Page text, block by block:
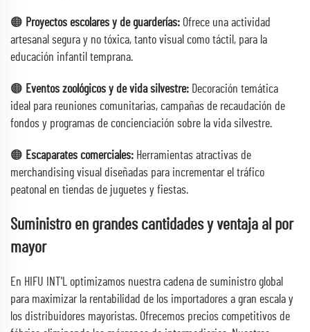
🟠 Proyectos escolares y de guarderías: Ofrece una actividad
artesanal segura y no tóxica, tanto visual como táctil, para la
educación infantil temprana.
🟠 Eventos zoológicos y de vida silvestre: Decoración temática
ideal para reuniones comunitarias, campañas de recaudación de
fondos y programas de concienciación sobre la vida silvestre.
🟠 Escaparates comerciales: Herramientas atractivas de
merchandising visual diseñadas para incrementar el tráfico
peatonal en tiendas de juguetes y fiestas.
Suministro en grandes cantidades y ventaja al por
mayor
En HIFU INT'L optimizamos nuestra cadena de suministro global
para maximizar la rentabilidad de los importadores a gran escala y
los distribuidores mayoristas. Ofrecemos precios competitivos de